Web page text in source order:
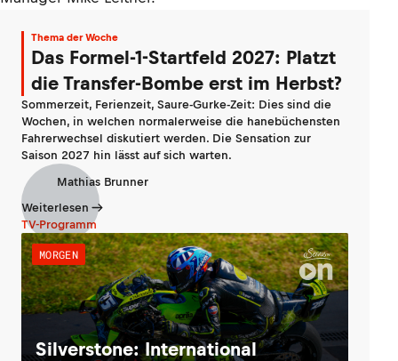
Thema der Woche
Das Formel-1-Startfeld 2027: Platzt
die Transfer-Bombe erst im Herbst?
Sommerzeit, Ferienzeit, Saure-Gurke-Zeit: Dies sind die
Wochen, in welchen normalerweise die hanebüchensten
Fahrerwechsel diskutiert werden. Die Sensation zur
Saison 2027 hin lässt auf sich warten.
Mathias Brunner
Weiterlesen
TV-Programm
MORGEN
Silverstone: International